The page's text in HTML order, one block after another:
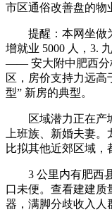
市区通俗改善盘的物
提醒：本网坐做为
增就业 5000 人，3.
—— 安大附中肥西分
区，房价支持力远高
型” 新房的典型。
区域潜力正在产城
上班族、新婚夫妻。
比拟其他近郊区域，
3 公里内有肥西县
口未便。查看建建质
器，满脚分歧收入人